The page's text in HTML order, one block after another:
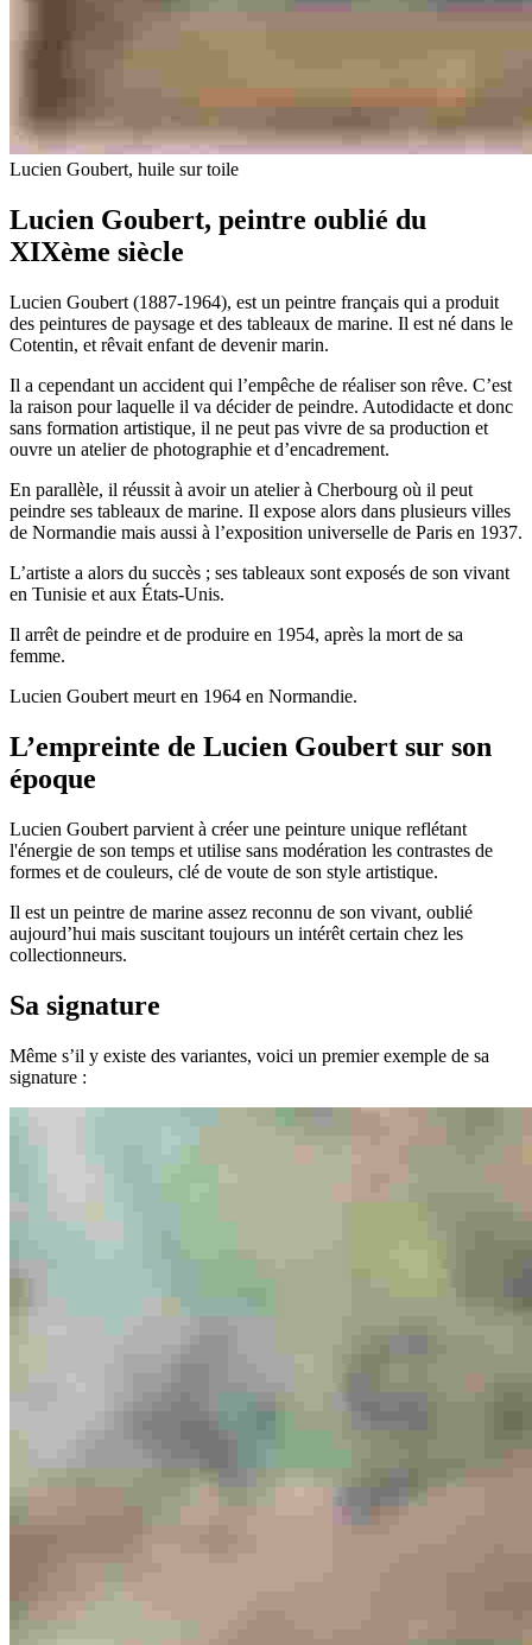
Lucien Goubert, huile sur toile
Lucien Goubert, peintre oublié du
XIXème siècle
Lucien Goubert (1887-1964), est un peintre français qui a produit
des peintures de paysage et des tableaux de marine. Il est né dans le
Cotentin, et rêvait enfant de devenir marin.
Il a cependant un accident qui l’empêche de réaliser son rêve. C’est
la raison pour laquelle il va décider de peindre. Autodidacte et donc
sans formation artistique, il ne peut pas vivre de sa production et
ouvre un atelier de photographie et d’encadrement.
En parallèle, il réussit à avoir un atelier à Cherbourg où il peut
peindre ses tableaux de marine. Il expose alors dans plusieurs villes
de Normandie mais aussi à l’exposition universelle de Paris en 1937.
L’artiste a alors du succès ; ses tableaux sont exposés de son vivant
en Tunisie et aux États-Unis.
Il arrêt de peindre et de produire en 1954, après la mort de sa
femme.
Lucien Goubert meurt en 1964 en Normandie.
L’empreinte de Lucien Goubert sur son
époque
Lucien Goubert parvient à créer une peinture unique reflétant
l'énergie de son temps et utilise sans modération les contrastes de
formes et de couleurs, clé de voute de son style artistique.
Il est un peintre de marine assez reconnu de son vivant, oublié
aujourd’hui mais suscitant toujours un intérêt certain chez les
collectionneurs.
Sa signature
Même s’il y existe des variantes, voici un premier exemple de sa
signature :